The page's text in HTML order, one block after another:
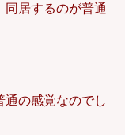
同居するのが普通
通の感覚なのでし